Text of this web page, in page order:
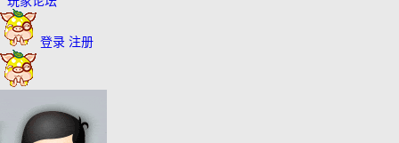
登录 注册